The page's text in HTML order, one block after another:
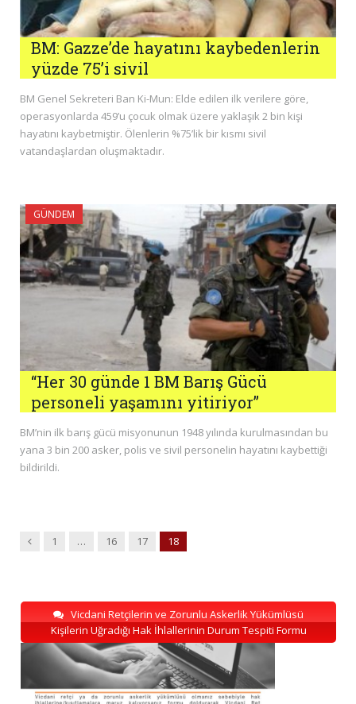
BM: Gazze’de hayatını kaybedenlerin
yüzde 75’i sivil
BM Genel Sekreteri Ban Ki-Mun: Elde edilen ilk verilere göre,
operasyonlarda 459’u çocuk olmak üzere yaklaşık 2 bin kişi
hayatını kaybetmiştir. Ölenlerin %75’lik bir kısmı sivil
vatandaşlardan oluşmaktadır.
GÜNDEM
“Her 30 günde 1 BM Barış Gücü
personeli yaşamını yitiriyor”
BM’nin ilk barış gücü misyonunun 1948 yılında kurulmasından bu
yana 3 bin 200 asker, polis ve sivil personelin hayatını kaybettiği
bildirildi.
Previous
1 … 16 17 18
Vicdani Retçilerin ve Zorunlu Askerlik Yükümlüsü
Kişilerin Uğradığı Hak İhlallerinin Durum Tespiti Formu